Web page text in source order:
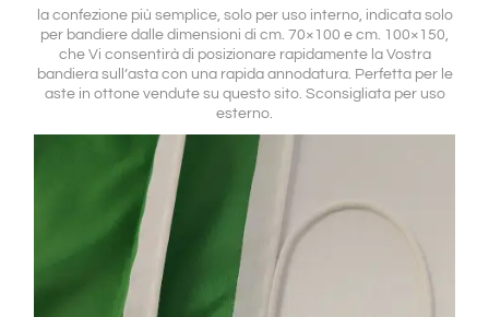
la confezione più semplice, solo per uso interno, indicata solo
per bandiere dalle dimensioni di cm. 70×100 e cm. 100×150,
che Vi consentirà di posizionare rapidamente la Vostra
bandiera sull’asta con una rapida annodatura. Perfetta per le
aste in ottone vendute su questo sito. Sconsigliata per uso
esterno.